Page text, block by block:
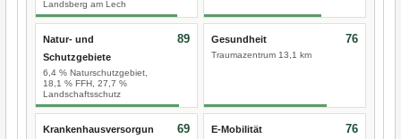
Landsberg am Lech
Natur- und
Schutzgebiete
6,4 % Naturschutzgebiet,
18,1 % FFH, 27,7 %
Landschaftsschutz
89 Gesundheit
Traumazentrum 13,1 km
76
Krankenhausversorgun
69 E-Mobilität 76